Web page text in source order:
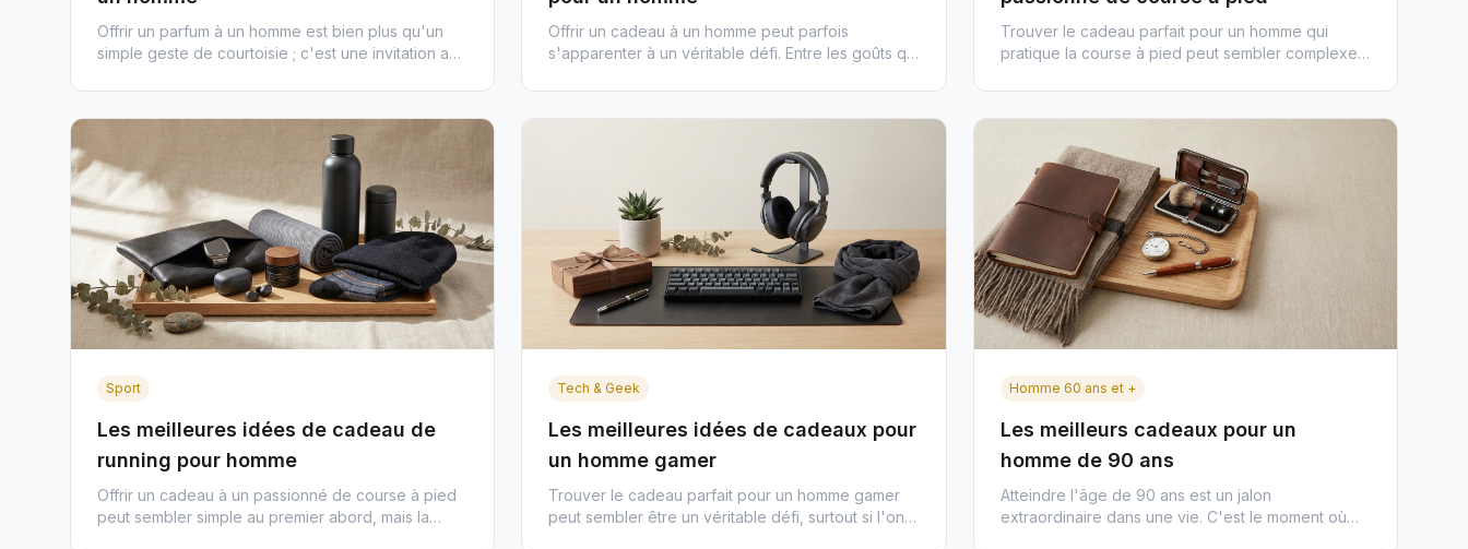
Offrir un parfum à un homme est bien plus qu'un
simple geste de courtoisie ; c'est une invitation au
Offrir un cadeau à un homme peut parfois
s'apparenter à un véritable défi. Entre les goûts qui
Trouver le cadeau parfait pour un homme qui
pratique la course à pied peut sembler complexe
Sport
Les meilleures idées de cadeau de
running pour homme
Offrir un cadeau à un passionné de course à pied
peut sembler simple au premier abord, mais la
Tech & Geek
Les meilleures idées de cadeaux pour
un homme gamer
Trouver le cadeau parfait pour un homme gamer
peut sembler être un véritable défi, surtout si l'on
Homme 60 ans et +
Les meilleurs cadeaux pour un
homme de 90 ans
Atteindre l'âge de 90 ans est un jalon
extraordinaire dans une vie. C'est le moment où